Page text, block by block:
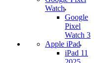
Watch
Google
Pixel
Watch 3
Apple iPad
iPad 11